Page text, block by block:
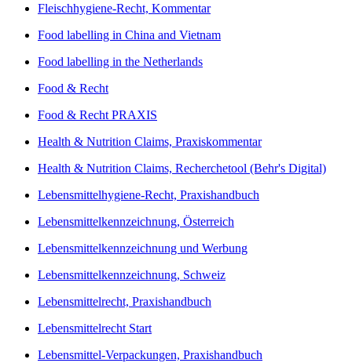
Fleischhygiene-Recht, Kommentar
Food labelling in China and Vietnam
Food labelling in the Netherlands
Food & Recht
Food & Recht PRAXIS
Health & Nutrition Claims, Praxiskommentar
Health & Nutrition Claims, Recherchetool (Behr's Digital)
Lebensmittelhygiene-Recht, Praxishandbuch
Lebensmittelkennzeichnung, Österreich
Lebensmittelkennzeichnung und Werbung
Lebensmittelkennzeichnung, Schweiz
Lebensmittelrecht, Praxishandbuch
Lebensmittelrecht Start
Lebensmittel-Verpackungen, Praxishandbuch